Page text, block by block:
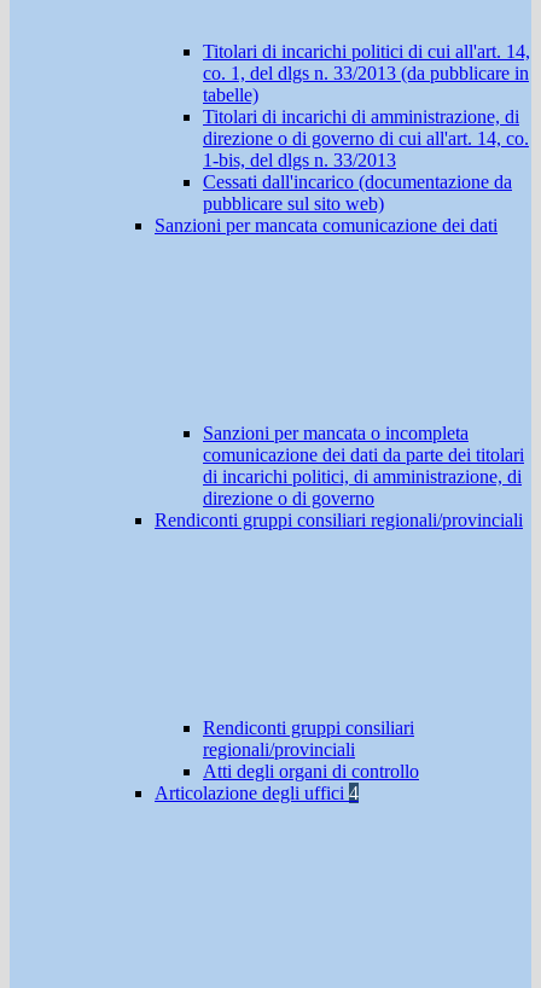
Titolari di incarichi politici di cui all'art. 14,
co. 1, del dlgs n. 33/2013 (da pubblicare in
tabelle)
Titolari di incarichi di amministrazione, di
direzione o di governo di cui all'art. 14, co.
1-bis, del dlgs n. 33/2013
Cessati dall'incarico (documentazione da
pubblicare sul sito web)
Sanzioni per mancata comunicazione dei dati
Sanzioni per mancata o incompleta
comunicazione dei dati da parte dei titolari
di incarichi politici, di amministrazione, di
direzione o di governo
Rendiconti gruppi consiliari regionali/provinciali
Rendiconti gruppi consiliari
regionali/provinciali
Atti degli organi di controllo
Articolazione degli uffici 4